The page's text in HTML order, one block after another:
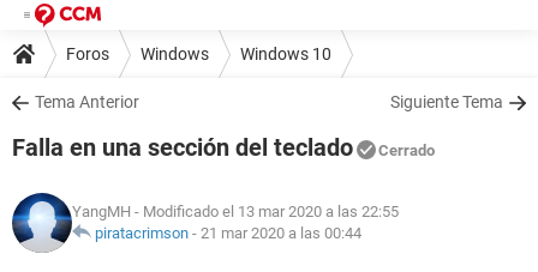
Foros Windows Windows 10
Tema Anterior Siguiente Tema
Falla en una sección del teclado Cerrado
YangMH - Modificado el 13 mar 2020 a las 22:55
piratacrimson - 21 mar 2020 a las 00:44